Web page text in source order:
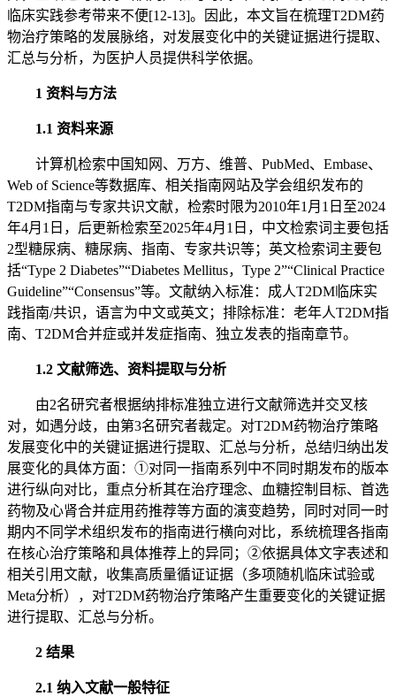
临床实践参考带来不便[12-13]。因此，本文旨在梳理T2DM药
物治疗策略的发展脉络，对发展变化中的关键证据进行提取、
汇总与分析，为医护人员提供科学依据。
1 资料与方法
1.1 资料来源
计算机检索中国知网、万方、维普、PubMed、Embase、
Web of Science等数据库、相关指南网站及学会组织发布的
T2DM指南与专家共识文献，检索时限为2010年1月1日至2024
年4月1日，后更新检索至2025年4月1日，中文检索词主要包括
2型糖尿病、糖尿病、指南、专家共识等；英文检索词主要包
括“Type 2 Diabetes”“Diabetes Mellitus，Type 2”“Clinical Practice
Guideline”“Consensus”等。文献纳入标准：成人T2DM临床实
践指南/共识，语言为中文或英文；排除标准：老年人T2DM指
南、T2DM合并症或并发症指南、独立发表的指南章节。
1.2 文献筛选、资料提取与分析
由2名研究者根据纳排标准独立进行文献筛选并交叉核
对，如遇分歧，由第3名研究者裁定。对T2DM药物治疗策略
发展变化中的关键证据进行提取、汇总与分析，总结归纳出发
展变化的具体方面：①对同一指南系列中不同时期发布的版本
进行纵向对比，重点分析其在治疗理念、血糖控制目标、首选
药物及心肾合并症用药推荐等方面的演变趋势，同时对同一时
期内不同学术组织发布的指南进行横向对比，系统梳理各指南
在核心治疗策略和具体推荐上的异同；②依据具体文字表述和
相关引用文献，收集高质量循证证据（多项随机临床试验或
Meta分析），对T2DM药物治疗策略产生重要变化的关键证据
进行提取、汇总与分析。
2 结果
2.1 纳入文献一般特征